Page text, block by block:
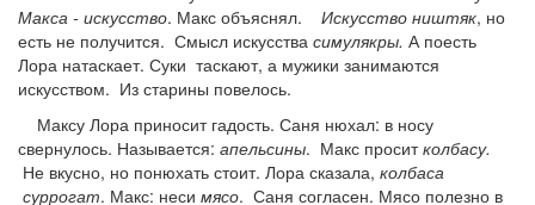
Макса - искусство. Макс объяснял. Искусство ништяк, но
есть не получится. Смысл искусства симулякры. А поесть
Лора натаскает. Суки таскают, а мужики занимаются
искусством. Из старины повелось.
Максу Лора приносит гадость. Саня нюхал: в носу
свернулось. Называется: апельсины. Макс проситколбасу.
Не вкусно, но понюхать стоит. Лора сказала, колбаса
суррогат. Макс: неси мясо. Саня согласен. Мясо полезно в